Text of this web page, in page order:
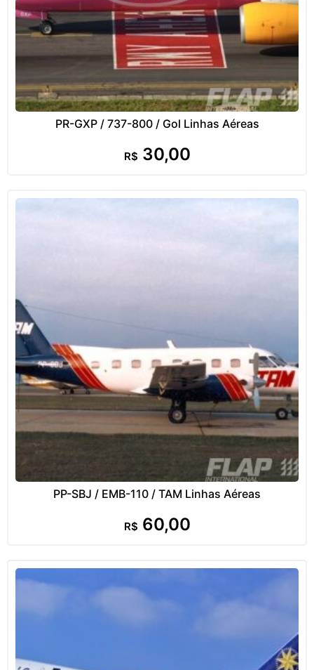
PR-GXP / 737-800 / Gol Linhas Aéreas
R$ 30,00
PP-SBJ / EMB-110 / TAM Linhas Aéreas
R$ 60,00